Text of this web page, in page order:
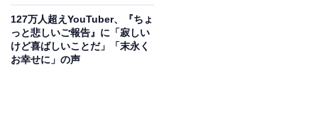
127万人超えYouTuber、『ちょ
っと悲しいご報告』に「寂しい
けど喜ばしいことだ」「末永く
お幸せに」の声